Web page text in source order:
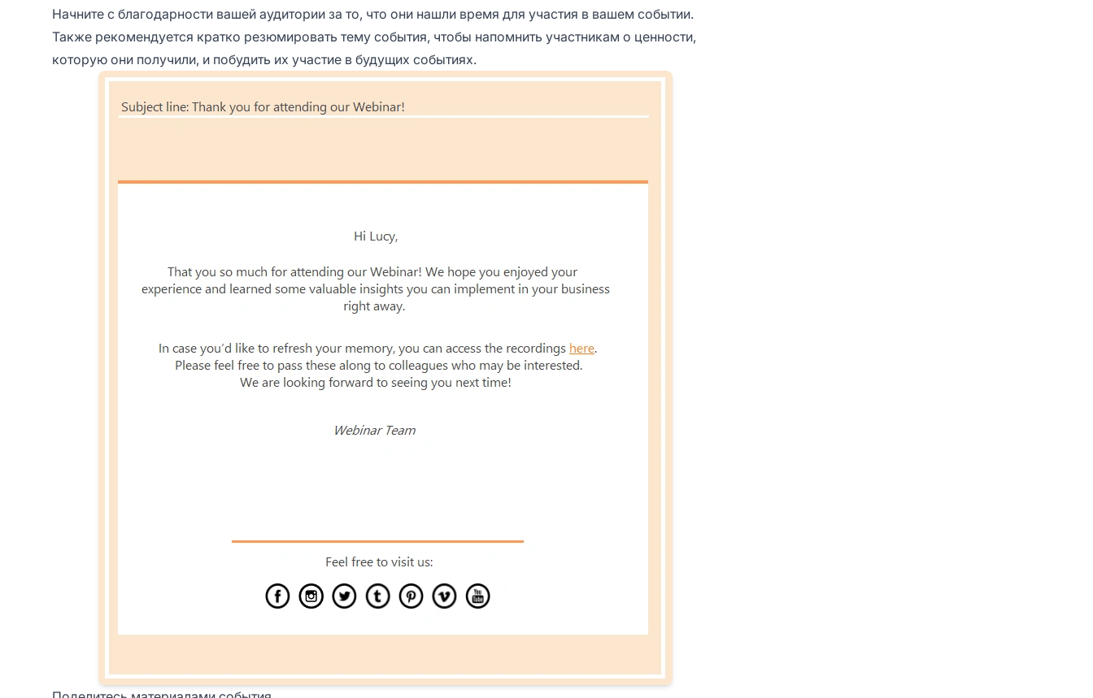
Начните с благодарности вашей аудитории за то, что они нашли время для участия в вашем событии.
Также рекомендуется кратко резюмировать тему события, чтобы напомнить участникам о ценности,
которую они получили, и побудить их участие в будущих событиях.